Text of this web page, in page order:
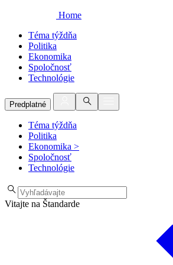
Home
Téma týždňa
Politika
Ekonomika
Spoločnosť
Technológie
Predplatné
Téma týždňa
Politika
Ekonomika >
Spoločnosť
Technológie
Vitajte na Štandarde